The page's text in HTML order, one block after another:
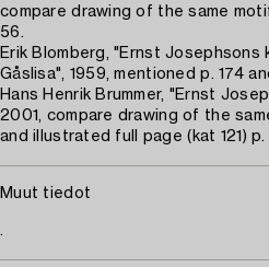
compare drawing of the same
56.
Erik Blomberg, "Ernst Josephsons
Gåslisa", 1959, mentioned p. 174
Hans Henrik Brummer, "Ernst
2001, compare drawing of the
and illustrated full page (kat 121) p.
Muut tiedot
.